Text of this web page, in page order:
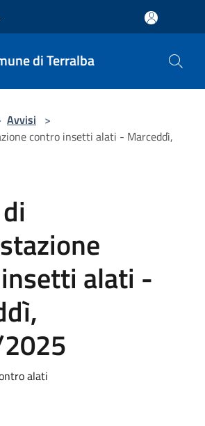
di Terralba
Avvisi >
contro insetti alati - Marceddì,
alati -
alati